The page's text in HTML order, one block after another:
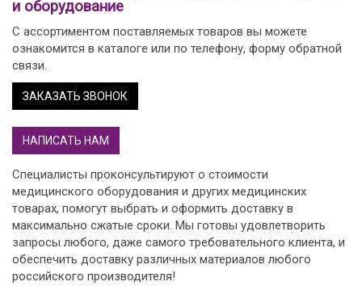
и оборудование
С ассортиментом поставляемых товаров вы можете
ознакомится в каталоге или по телефону, форму обратной
связи.
ЗАКАЗАТЬ ЗВОНОК
НАПИСАТЬ НАМ
Специалисты проконсультируют о стоимости
медицинского оборудования и других медицинских
товарах, помогут выбрать и оформить доставку в
максимально сжатые сроки. Мы готовы удовлетворить
запросы любого, даже самого требовательного клиента, и
обеспечить доставку различных материалов любого
российского производителя!